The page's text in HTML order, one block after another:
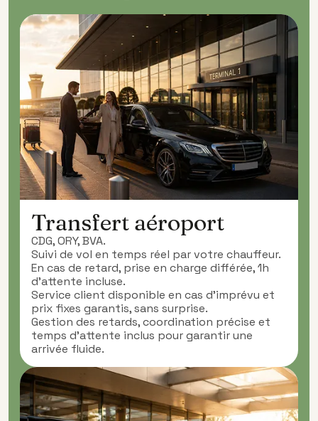
Transfert aéroport
CDG, ORY, BVA.
Suivi de vol en temps réel par votre chauffeur.
En cas de retard, prise en charge différée, 1h
d’attente incluse.
Service client disponible en cas d’imprévu et
prix fixes garantis, sans surprise.
Gestion des retards, coordination précise et
temps d’attente inclus pour garantir une
arrivée fluide.